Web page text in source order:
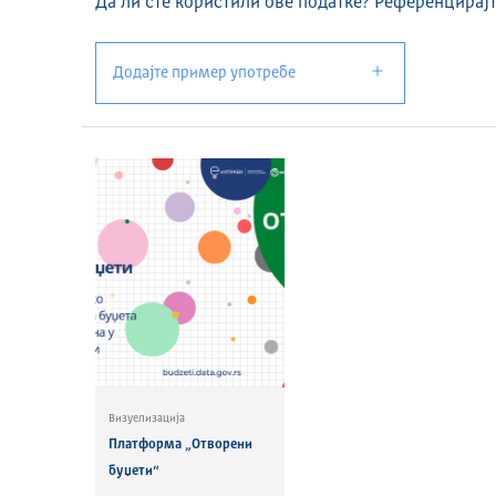
Додајте пример употребе
Визуелизација
Платформа „Отворени
буџети“